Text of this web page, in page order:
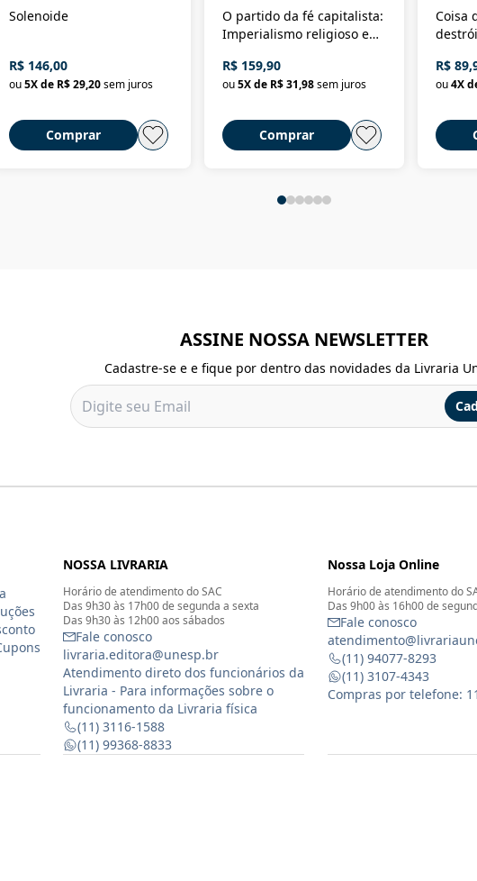
Solenoide
R$ 146,00
ou5X de R$ 29,20sem juros
Comprar
O partido da fé capitalista:
Imperialismo religioso e
Brasil
R$ 159,90
ou5X de R$ 31,98sem juros
Comprar
Coisa
destrói
R$
ou4X
ASSINE NOSSA NEWSLETTER
Cadastre-se e e fique por dentro das novidades da Livraria
NOSSA LIVRARIA
Horário de atendimento do SAC
Das 9h30 às 17h00 de segunda a sexta
Das 9h30 às 12h00 aos sábados
Fale conosco
livraria.editora@unesp.br
Atendimento direto dos funcionários da
Livraria - Para informações sobre o
funcionamento da Livraria física
(11) 3116-1588
(11) 99368-8833
Nossa Loja Online
Horário de atendimento do
Das 9h00 às 16h00 de
Fale conosco
(11) 94077-8293
(11) 3107-4343
Compras por telefone: